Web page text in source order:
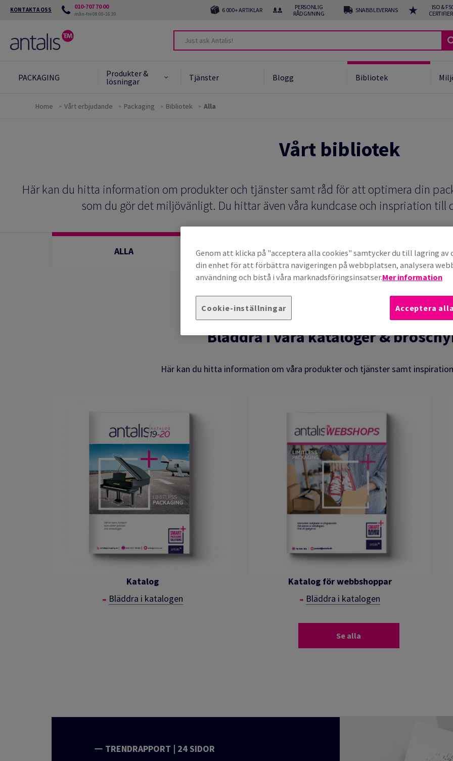
KONTAKTA OSS 010-707 70 00
mån-fre 08:00-16:30 6 000+ ARTIKLAR
PERSONLIG
RÅDGIVNING
SNABB LEVERANS
ISO &
PACKAGING
Produkter &
lösningar
Tjänster Blogg Bibliotek
Helautomatiserade lösningar
Green Card
FAQ om hållbarhet
förpackningar med omtanke
Home Vårt erbjudande Packaging Bibliotek Alla
Vårt bibliotek
Här kan du hitta information om produkter och tjänster samt råd för att optimera din
som du gör det miljövänligt. Du hittar även våra kundcase och inspriation till
ALLA KATALOGER KUNDCASE
Bläddra i våra kataloger &
Här kan du hitta information om våra produkter och tjänster samt
Katalog
Bläddra i katalogen
Katalog för webbshoppar
Bläddra i katalogen
Se alla
TRENDRAPPORT | 24 SIDOR
Genom att klicka på "acceptera alla cookies" samtycker du till lagring av
din enhet för att förbättra navigeringen på webbplatsen, analysera
användning och bistå i våra marknadsföringsinsatser.Mer information
Cookie-inställningar Acceptera